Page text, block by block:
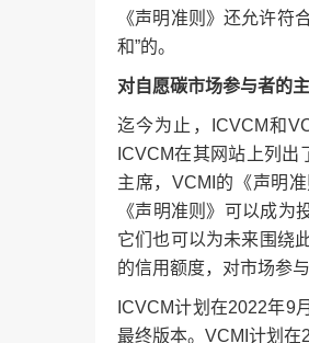
《声明准则》还允许符
和”的。
对自愿碳市场参与者的
迄今为止，ICVCM和
ICVCM在其网站上列
主席，VCMI的《声明
《声明准则》可以成为
它们也可以为未来围绕
的信用额度，对市场参
ICVCM计划在2022年9
最终版本。VCMI计划在